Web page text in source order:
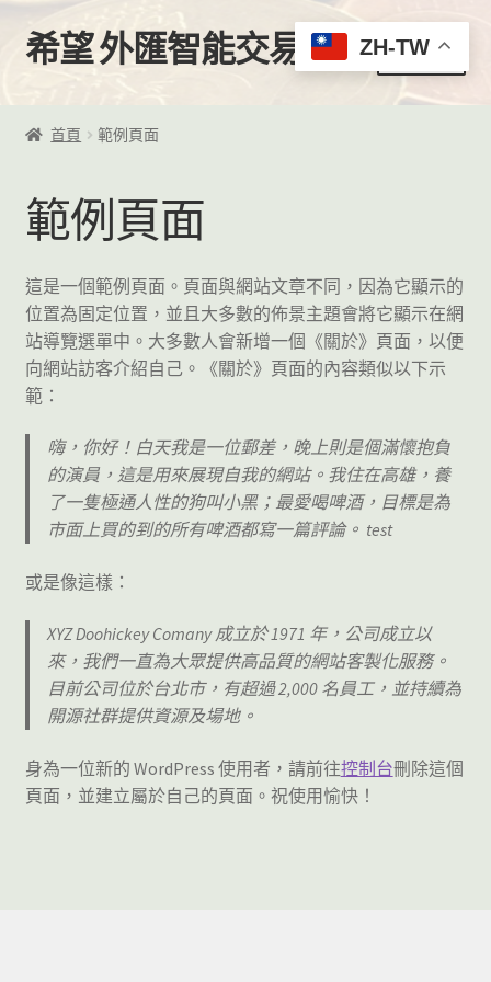
跳
至
覽
跳
至
要
希望 外匯智能交易 選單
我的帳號
EA下載區
EA客製化服務
VPS推薦
影片教學
EA Builder
首頁 範例頁面
範例頁面
這是一個範例頁面。頁面與網站文章不同，因為它顯示的
位置為固定位置，並且大多數的佈景主題會將它顯示在網
站導覽選單中。大多數人會新增一個《關於》頁面，以便
向網站訪客介紹自己。《關於》頁面的內容類似以下示
範：
嗨，你好！白天我是一位郵差，晚上則是個滿懷抱負
的演員，這是用來展現自我的網站。我住在高雄，養
了一隻極通人性的狗叫小黑；最愛喝啤酒，目標是為
市面上買的到的所有啤酒都寫一篇評論。 test
或是像這樣：
XYZ Doohickey Comany 成立於 1971 年，公司成立以
來，我們一直為大眾提供高品質的網站客製化服務。
目前公司位於台北市，有超過 2,000 名員工，並持續為
開源社群提供資源及場地。
身為一位新的 WordPress 使用者，請前往控制台刪除這個
頁面，並建立屬於自己的頁面。祝使用愉快！
ZH-TW